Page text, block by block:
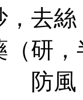
去
（研
防